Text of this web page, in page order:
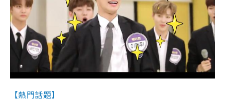
【熱門話題】